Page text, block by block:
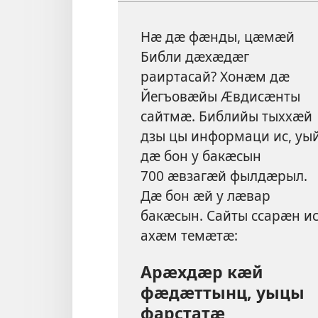
Нӕ дӕ фӕнды, цӕмӕй
Библи дӕхӕдӕг
раиртасай? Хонӕм дӕ
Йегъовӕйы Ӕвдисӕнты
сайтмӕ. Библийы тыххӕй
дзы цы информаци ис,
дӕ бон у бакӕсын
700 ӕвзагӕй фылдӕрыл.
Дӕ бон ӕй у лӕвар
бакӕсын. Сайты ссарӕн ис
ахӕм темӕтӕ:
Арӕхдӕр кӕй
фӕдӕттынц, уыцы
фарстатӕ